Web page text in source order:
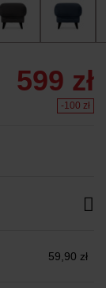
599 zł
-100 zł
59,90 zł